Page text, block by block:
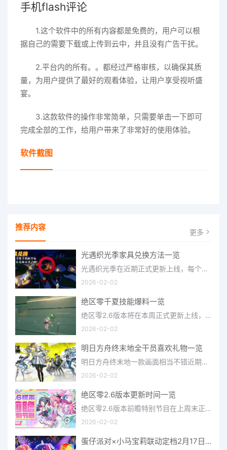
手机flash评论
1.这个软件中的所有内容都是免费的，用户可以根
据自己的需要下载或上传到云中，并且没有广告干扰。
2.平台内的所有。。都经过严格审核，以确保其质
量，为用户提供了最好的观看体验，让用户享受视听盛
宴。
3.这款软件的操作非常简单，只需要单击一下即可
完成全部的工作，给用户带来了非常好的使用体验。
软件截图
推荐内容 更多
光遇织光季家具兑换方法一览
光遇织光季在近期正式更新上线，每个季节都有着许多全新内容和资讯可以让你来体验，不少刚体验的小伙伴想要知道
2026-02-02
绝区零千夏技能爆料一览
绝区零2.6版本将在本周正式更新上线，上周的前瞻直播官方给玩家们带来关于最新版本的卡池信息和相关活动内容，
2026-02-02
明日方舟终末地全干员喜欢礼物一览
明日方舟终末地一款画面相当不错近期非常火爆的大型二次元冒险游戏，这里有相当多好看的干员可以让你来抽取并
2026-02-02
绝区零2.6版本更新时间一览
绝区零2.6版本前瞻特别节目在上周末正式播出，官方给玩家们带来了许多关于最新版本的相关资讯和上线时间，不少
2026-02-02
蛋仔派对×小马宝莉联动定档2月17日 联动外观将登场